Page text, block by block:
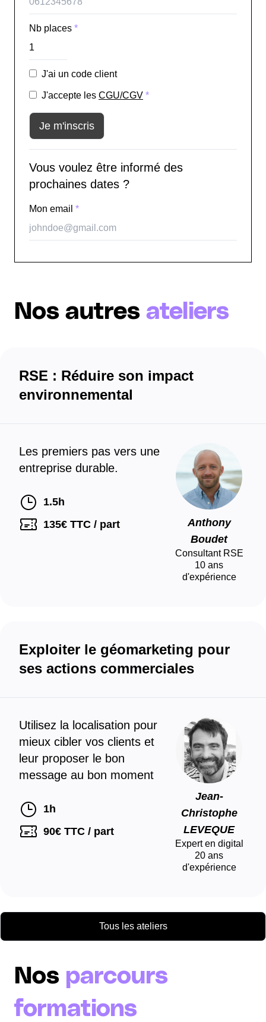
Nb places *
J'ai un code client
J'accepte les CGU/CGV *
Je m'inscris
Vous voulez être informé des
prochaines dates ?
Mon email *
Nos autres ateliers
RSE : Réduire son impact
environnemental
Les premiers pas vers une
entreprise durable.
1.5h
135€ TTC / part
Anthony
Boudet
Consultant RSE
10 ans
d'expérience
Exploiter le géomarketing pour
ses actions commerciales
Utilisez la localisation pour
mieux cibler vos clients et
leur proposer le bon
message au bon moment
1h
90€ TTC / part
Jean-
Christophe
LEVEQUE
Expert en digital
20 ans
d'expérience
Tous les ateliers
Nos parcours
formations